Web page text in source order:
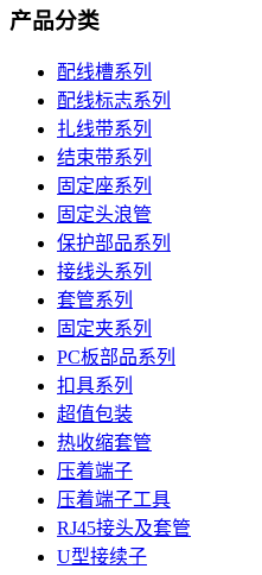
产品分类
配线槽系列
配线标志系列
扎线带系列
结束带系列
固定座系列
固定头浪管
保护部品系列
接线头系列
套管系列
固定夹系列
PC板部品系列
扣具系列
超值包装
热收缩套管
压着端子
压着端子工具
RJ45接头及套管
U型接续子